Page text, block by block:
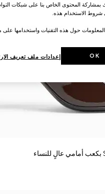
بمشاركة المحتوى الخاص بنا على شبكات
شروط الاستخدام هذه.
حول هذه التقنيات واستخدامها
إعدادات ملف تعريف OK